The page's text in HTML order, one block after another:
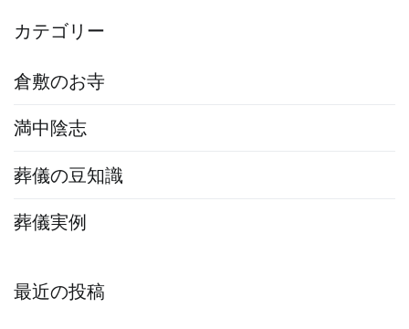
カテゴリー
倉敷のお寺
満中陰志
葬儀の豆知識
葬儀実例
最近の投稿